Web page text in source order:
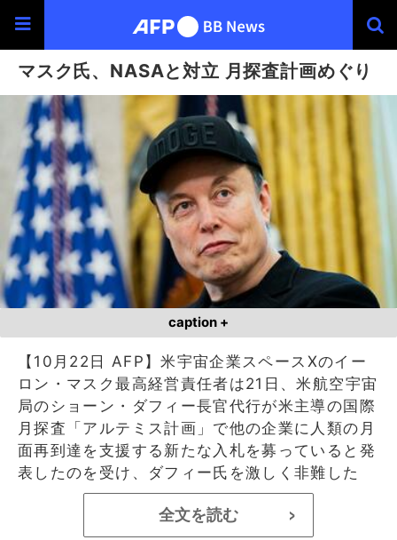
マスク氏、NASAと対立 月探査計画めぐり
caption +
【10月22日 AFP】米宇宙企業スペースXのイー
ロン・マスク最高経営責任者は21日、米航空宇宙
局のショーン・ダフィー長官代行が米主導の国際
月探査「アルテミス計画」で他の企業に人類の月
面再到達を支援する新たな入札を募っていると発
表したのを受け、ダフィー氏を激しく非難した
全文を読む >